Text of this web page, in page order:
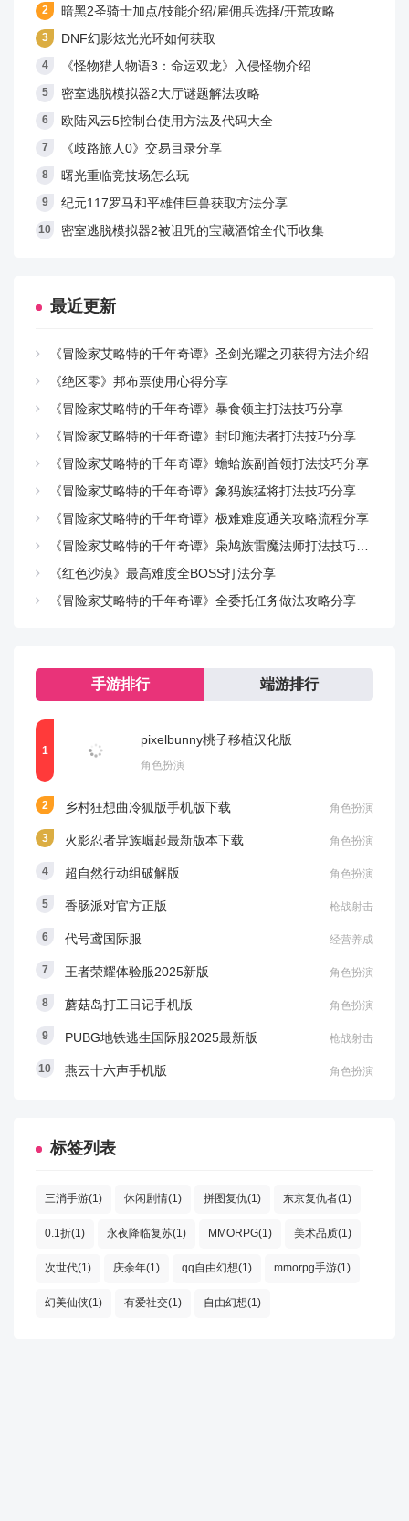
暗黑2圣骑士加点/技能介绍/雇佣兵选择/开荒攻略
DNF幻影炫光光环如何获取
《怪物猎人物语3：命运双龙》入侵怪物介绍
密室逃脱模拟器2大厅谜题解法攻略
欧陆风云5控制台使用方法及代码大全
《歧路旅人0》交易目录分享
曙光重临竞技场怎么玩
纪元117罗马和平雄伟巨兽获取方法分享
密室逃脱模拟器2被诅咒的宝藏酒馆全代币收集
最近更新
《冒险家艾略特的千年奇谭》圣剑光耀之刃获得方法介绍
《绝区零》邦布票使用心得分享
《冒险家艾略特的千年奇谭》暴食领主打法技巧分享
《冒险家艾略特的千年奇谭》封印施法者打法技巧分享
《冒险家艾略特的千年奇谭》蟾蛤族副首领打法技巧分享
《冒险家艾略特的千年奇谭》象犸族猛将打法技巧分享
《冒险家艾略特的千年奇谭》极难难度通关攻略流程分享
《冒险家艾略特的千年奇谭》枭鸠族雷魔法师打法技巧分享
《红色沙漠》最高难度全BOSS打法分享
《冒险家艾略特的千年奇谭》全委托任务做法攻略分享
手游排行 端游排行
pixelbunny桃子移植汉化版
角色扮演
乡村狂想曲冷狐版手机版下载 角色扮演
火影忍者异族崛起最新版本下载 角色扮演
超自然行动组破解版 角色扮演
香肠派对官方正版 枪战射击
代号鸢国际服 经营养成
王者荣耀体验服2025新版 角色扮演
蘑菇岛打工日记手机版 角色扮演
PUBG地铁逃生国际服2025最新版 枪战射击
燕云十六声手机版 角色扮演
标签列表
三消手游(1) 休闲剧情(1) 拼图复仇(1) 东京复仇者(1)
0.1折(1) 永夜降临复苏(1) MMORPG(1) 美术品质(1)
次世代(1) 庆余年(1) qq自由幻想(1) mmorpg手游(1)
幻美仙侠(1) 有爱社交(1) 自由幻想(1)